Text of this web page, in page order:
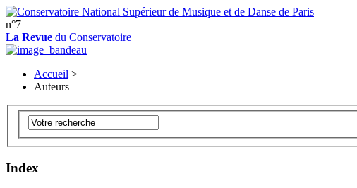
n°7
La Revue du Conservatoire
Accueil >
Auteurs
Index